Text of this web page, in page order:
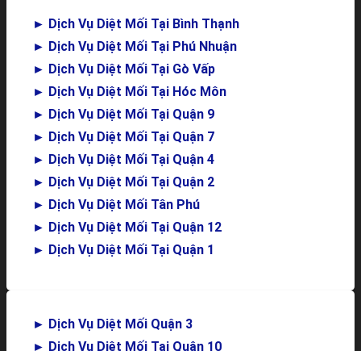
► Dịch Vụ Diệt Mối Tại Bình Thạnh
► Dịch Vụ Diệt Mối Tại Phú Nhuận
► Dịch Vụ Diệt Mối Tại Gò Vấp
► Dịch Vụ Diệt Mối Tại Hóc Môn
► Dịch Vụ Diệt Mối Tại Quận 9
► Dịch Vụ Diệt Mối Tại Quận 7
► Dịch Vụ Diệt Mối Tại Quận 4
► Dịch Vụ Diệt Mối Tại Quận 2
► Dịch Vụ Diệt Mối Tân Phú
► Dịch Vụ Diệt Mối Tại Quận 12
► Dịch Vụ Diệt Mối Tại Quận 1
► Dịch Vụ Diệt Mối Quận 3
► Dịch Vụ Diệt Mối Tại Quận 10